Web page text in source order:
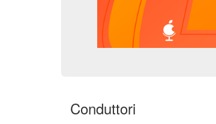
Conduttori